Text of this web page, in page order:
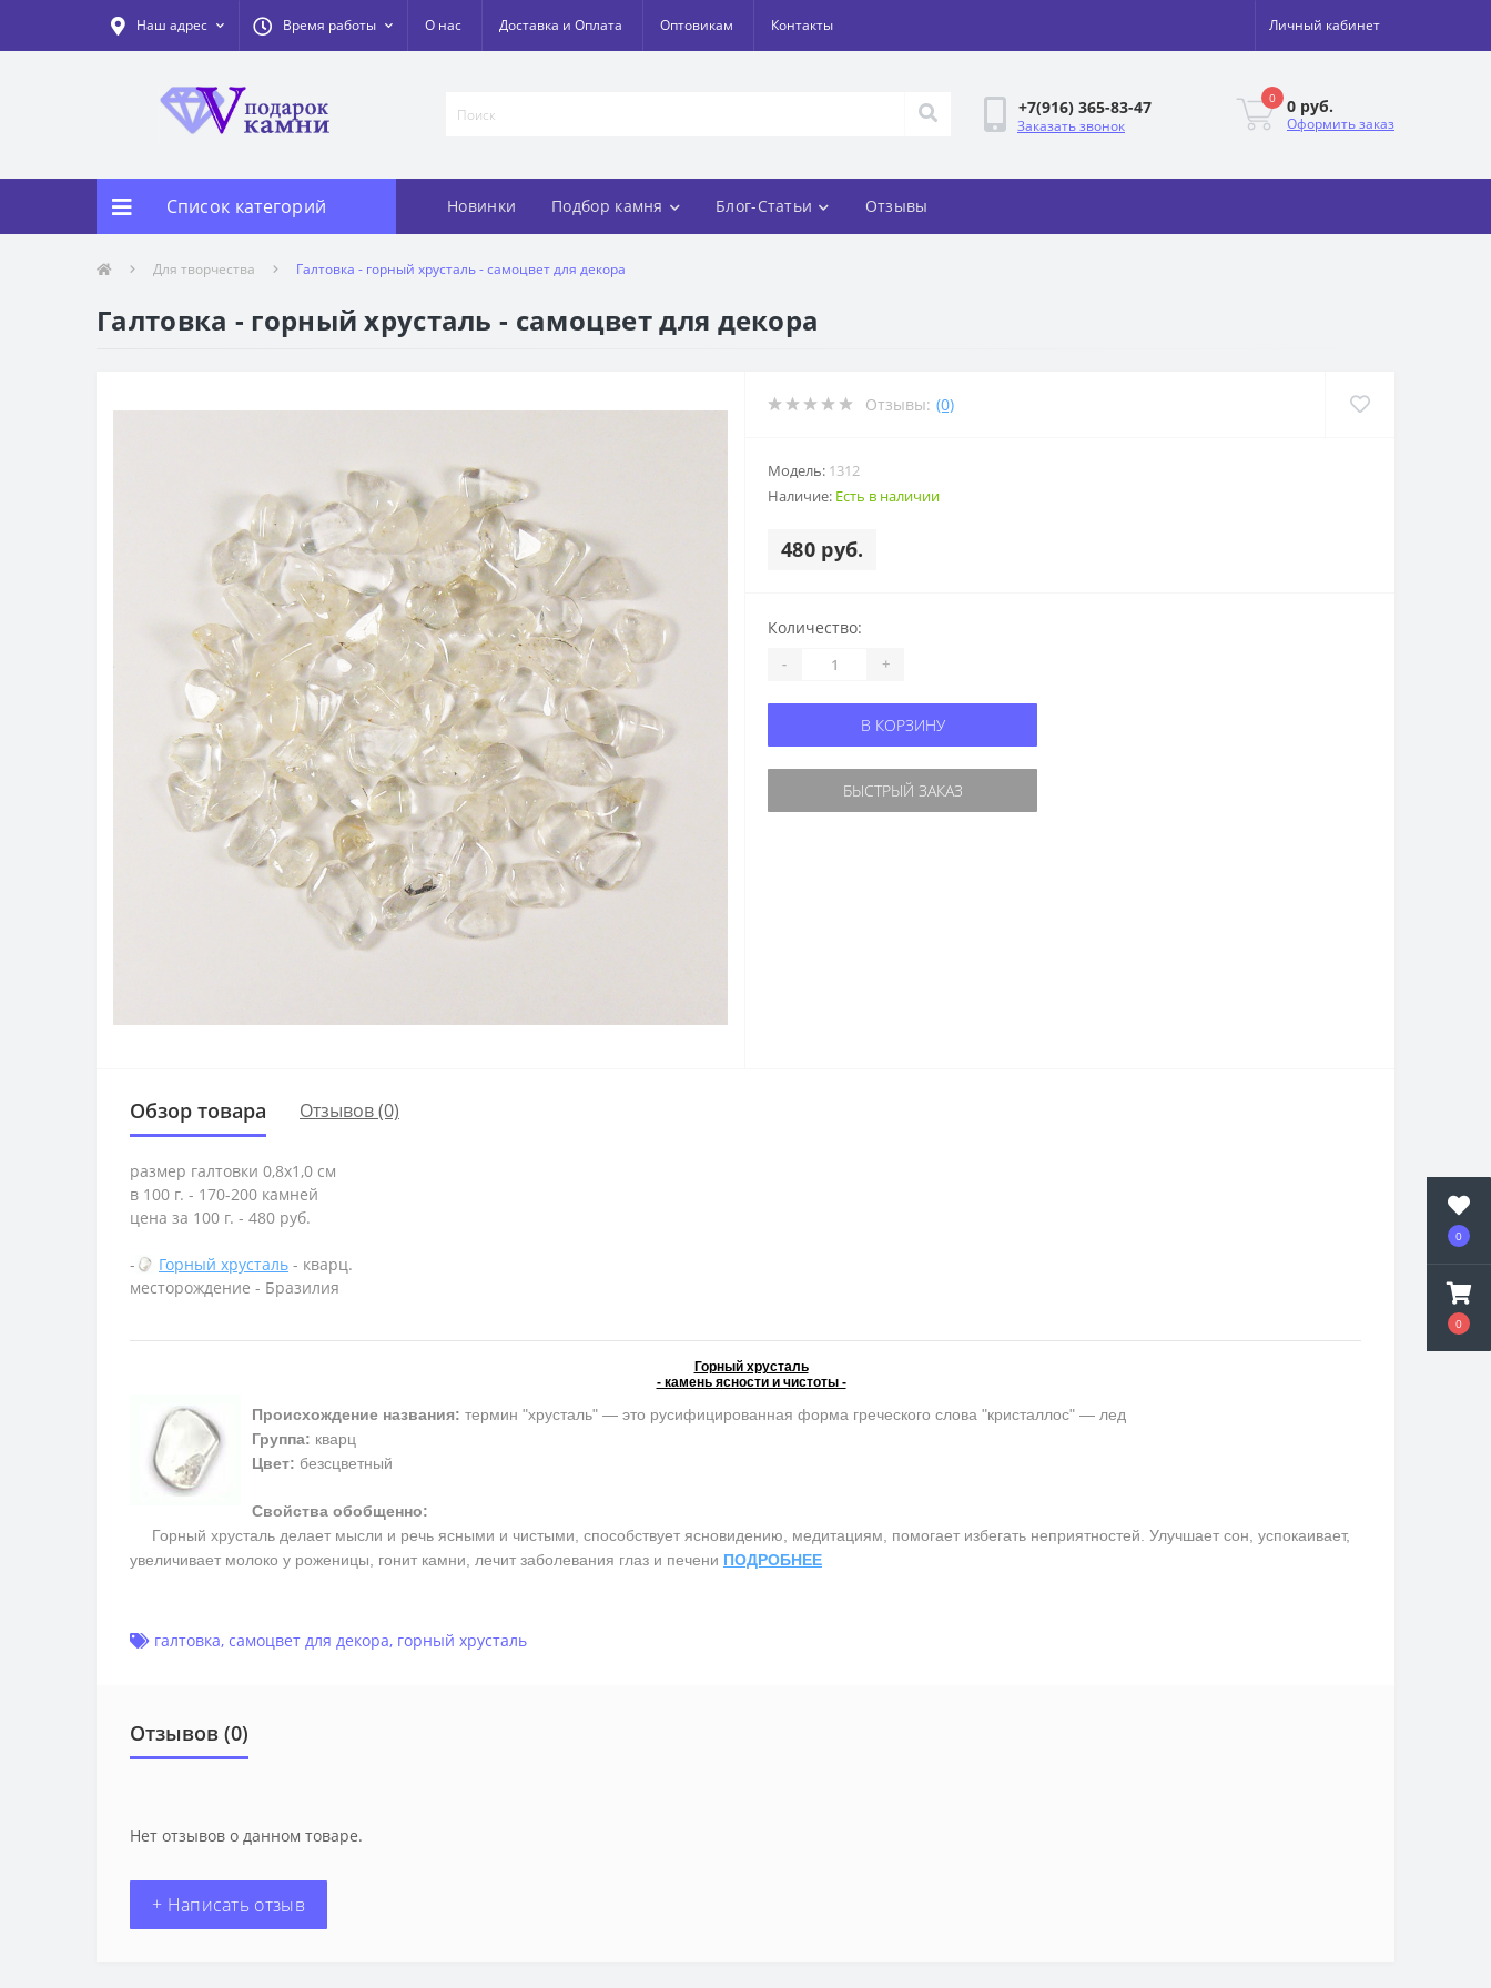
0
0
Наш адрес Время работы О нас Доставка и Оплата Оптовикам Контакты Личный кабинет
+7(916) 365-83-47
Заказать звонок
0 0 руб.
Оформить заказ
Список категорий Новинки Подбор камня Блог-Статьи Отзывы
Для творчества Галтовка - горный хрусталь - самоцвет для декора
Галтовка - горный хрусталь - самоцвет для декора
Отзывы: (0)
Модель: 1312
Наличие: Есть в наличии
480 руб.
Количество:
- +
В КОРЗИНУ
БЫСТРЫЙ ЗАКАЗ
Обзор товара Отзывов (0)
размер галтовки 0,8х1,0 см
в 100 г. - 170-200 камней
цена за 100 г. - 480 руб.
- Горный хрусталь - кварц.
месторождение - Бразилия
Горный хрусталь
- камень ясности и чистоты -
Происхождение названия: термин "хрусталь" — это русифицированная форма греческого слова "кристаллос" — лед
Группа: кварц
Цвет: безсцветный
Свойства обобщенно:
Горный хрусталь делает мысли и речь ясными и чистыми, способствует ясновидению, медитациям, помогает избегать неприятностей. Улучшает сон, успокаивает,
увеличивает молоко у роженицы, гонит камни, лечит заболевания глаз и печени ПОДРОБНЕЕ
галтовка, самоцвет для декора, горный хрусталь
Отзывов (0)
Нет отзывов о данном товаре.
+ Написать отзыв